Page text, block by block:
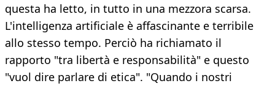
questa ha letto, in tutto in una mezzora scarsa.
L'intelligenza artificiale è affascinante e terribile
allo stesso tempo. Perciò ha richiamato il
rapporto "tra libertà e responsabilità" e questo
"vuol dire parlare di etica". "Quando i nostri